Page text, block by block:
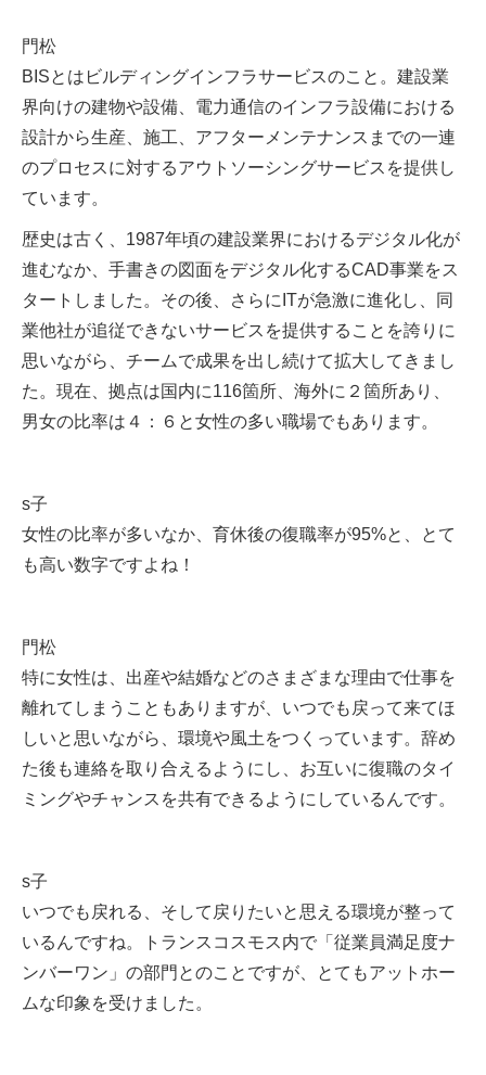
門松
BISとはビルディングインフラサービスのこと。建設業
界向けの建物や設備、電力通信のインフラ設備における
設計から生産、施工、アフターメンテナンスまでの一連
のプロセスに対するアウトソーシングサービスを提供し
ています。
歴史は古く、1987年頃の建設業界におけるデジタル化が
進むなか、手書きの図面をデジタル化するCAD事業をス
タートしました。その後、さらにITが急激に進化し、同
業他社が追従できないサービスを提供することを誇りに
思いながら、チームで成果を出し続けて拡大してきまし
た。現在、拠点は国内に116箇所、海外に２箇所あり、
男女の比率は４：６と女性の多い職場でもあります。
s子
女性の比率が多いなか、育休後の復職率が95%と、とて
も高い数字ですよね！
門松
特に女性は、出産や結婚などのさまざまな理由で仕事を
離れてしまうこともありますが、いつでも戻って来てほ
しいと思いながら、環境や風土をつくっています。辞め
た後も連絡を取り合えるようにし、お互いに復職のタイ
ミングやチャンスを共有できるようにしているんです。
s子
いつでも戻れる、そして戻りたいと思える環境が整って
いるんですね。トランスコスモス内で「従業員満足度ナ
ンバーワン」の部門とのことですが、とてもアットホー
ムな印象を受けました。